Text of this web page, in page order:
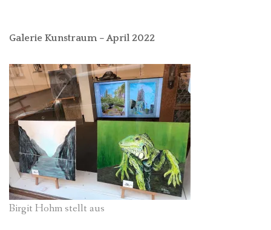
Galerie Kunstraum – April 2022
Birgit Hohm stellt aus